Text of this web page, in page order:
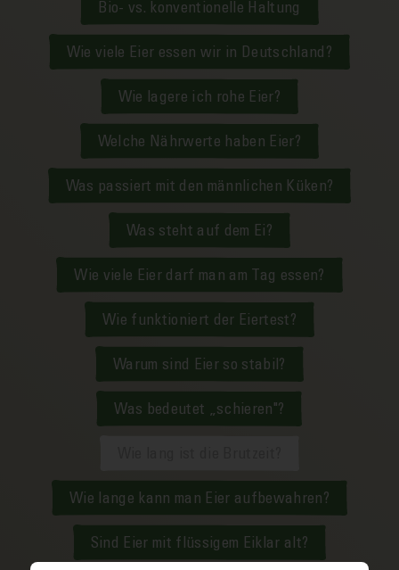
Bio- vs. konventionelle Haltung
Wie viele Eier essen wir in Deutschland?
Wie lagere ich rohe Eier?
Welche Nährwerte haben Eier?
Was passiert mit den männlichen Küken?
Was steht auf dem Ei?
Wie viele Eier darf man am Tag essen?
Wie funktioniert der Eiertest?
Warum sind Eier so stabil?
Was bedeutet „schieren"?
Wie lange kann man Eier aufbewahren?
Sind Eier mit flüssigem Eiklar alt?